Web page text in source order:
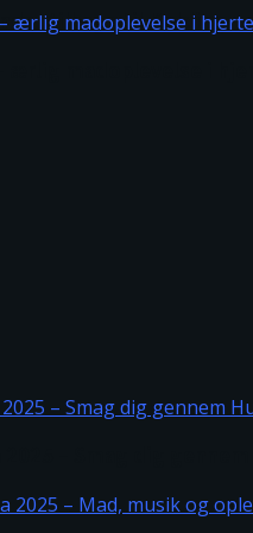
tilbage til Kolding